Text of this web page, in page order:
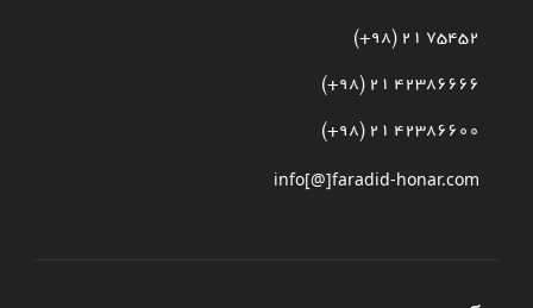
75452 21 (98+)
42386666 21 (98+)
42386600 21 (98+)
info[@]faradid-honar.com